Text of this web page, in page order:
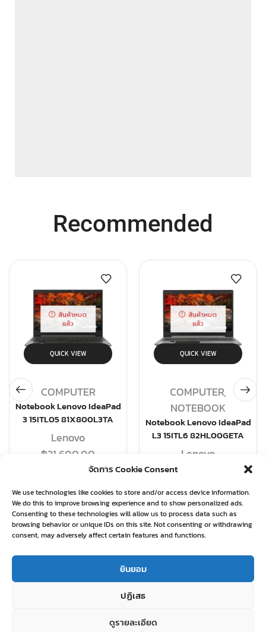
จัดการ Cookie Consent
We use technologies like cookies to store and/or access device information.
We do this to improve browsing experience and to show personalized ads.
Consenting to these technologies will allow us to process data such as
browsing behavior or unique IDs on this site. Not consenting or withdrawing
consent, may adversely affect certain features and functions.
ยินยอม
ปฏิเสธ
ดูรายละเอียด
Recommended
สินค้าหมด
แล้ว
QUICK VIEW
COMPUTER
Notebook Lenovo IdeaPad
3 15ITL05 81X800L3TA
Lenovo
฿21,600.00
สินค้าหมด
แล้ว
QUICK VIEW
COMPUTER,
NOTEBOOK
Notebook Lenovo IdeaPad
L3 15ITL6 82HL00GETA
Lenovo
฿19,580.00
อ่านเพิ่ม
Related products